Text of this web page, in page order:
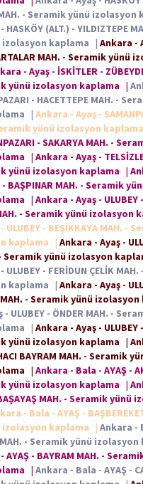
MAH. - Seramik yünü izolasyon
(ALT.) - YILDIZTEPE
izolasyon kaplama | Ankara -
MAH. - Seramik yünü
- Ayaş - İSKİTLER -
yünü izolasyon kaplama |
- HACETTEPE MAH. -
| Ankara - Ayaş -
yünü izolasyon kaplama
- SAKARYA MAH. -
| Ankara - Ayaş -
yünü izolasyon kaplama |
- BAŞPINAR MAH. - Seramik
| Ankara - Ayaş - ULUBEY -
- Seramik yünü izolasyon
ULUBEY - BEŞİKKAYA MAH. -
kaplama
| Ankara - Ayaş -
- Seramik yünü izolasyon
- FERİDUN ÇELİK
kaplama | Ankara - Ayaş -
MAH. - Seramik yünü
ULUBEY - ÖNDER MAH. -
| Ankara - Ayaş - ULUBEY
yünü izolasyon kaplama |
BAYRAM MAH. - Seramik
| Ankara - Bala - AYAŞ -
yünü izolasyon kaplama |
MAH. - Seramik yünü
- Bala - AYAŞ -
izolasyon kaplama
| Ankara -
MAH. - Seramik yünü
- BAYRAM MAH. -
| Ankara - Bala - AYAŞ -